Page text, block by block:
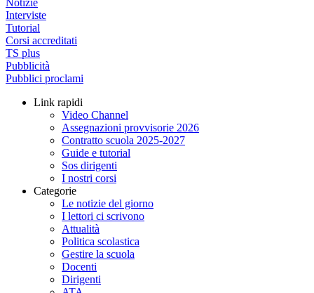
Notizie
Interviste
Tutorial
Corsi accreditati
TS plus
Pubblicità
Pubblici proclami
Link rapidi
Video Channel
Assegnazioni provvisorie 2026
Contratto scuola 2025-2027
Guide e tutorial
Sos dirigenti
I nostri corsi
Categorie
Le notizie del giorno
I lettori ci scrivono
Attualità
Politica scolastica
Gestire la scuola
Docenti
Dirigenti